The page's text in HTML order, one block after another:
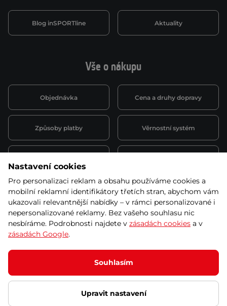
Vše o nákupu
Objednávka Cena a druhy dopravy
Způsoby platby Věrnostní systém
Půjčovna
obchodní podmínky
Kariéra
Blog inSPORTline Aktuality
© 2026 SEVEN SPORT s.r.o Všechna práva vyhrazena
Podle zákona o evidenci tržeb je prodávající povinen vystavit
kupujícímu účtenku.
Zároveň je povinen zaevidovat přijatou tržbu u správce daně online; v
případě technického výpadku pak nejpozději do 48 hodin.
Ochrana osobních údajů Nastavení cookies Vnitřní oznamovací
Nastavení cookies
Pro personalizaci reklam a obsahu používáme cookies a
mobilní reklamní identifikátory třetích stran, abychom vám
ukazovali relevantnější nabídky – v rámci personalizované i
nepersonalizované reklamy. Bez vašeho souhlasu nic
nesbíráme. Podrobnosti najdete v zásadách cookies a v
zásadách Google.
Souhlasím
Upravit nastavení